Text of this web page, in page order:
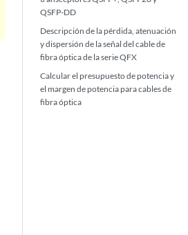
QSFP-DD
Descripción de la pérdida, atenuación
y dispersión de la señal del cable de
fibra óptica de la serie QFX
Calcular el presupuesto de potencia y
el margen de potencia para cables de
fibra óptica